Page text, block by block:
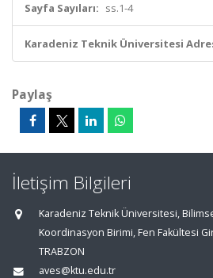
Sayfa Sayıları: ss.1-4
Karadeniz Teknik Üniversitesi
Paylaş
İletişim Bilgileri
Karadeniz Teknik Üniversitesi,
Koordinasyon Birimi, Fen Fakültesi
TRABZON
aves@ktu.edu.tr